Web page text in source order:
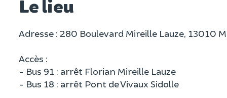
Le lieu
Adresse : 280 Boulevard Mireille Lauze, 13010
Accès :
- Bus 91 : arrêt Florian Mireille Lauze
- Bus 18 : arrêt Pont de Vivaux Sidolle